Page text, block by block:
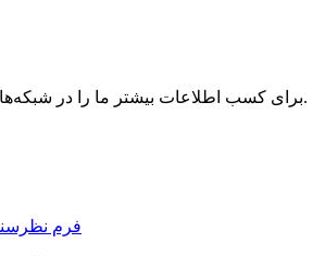
برای کسب اطلاعات بیشتر ما را در شبکه‌های اجتماعی دنبال کنید.
فرم